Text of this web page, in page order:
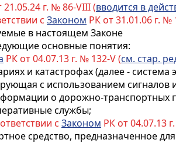
21.05.24 г. № 86-VIII (вводится в
с Законом РК от 31.01.06 г.
в настоящем Законе
основные понятия:
РК от 04.07.13 г. № 132-V (см. стар.
и катастрофах (далее -
с использованием
о дорожно-транспортных
службы;
с Законом РК от 04.07.13
средство, предназначенное